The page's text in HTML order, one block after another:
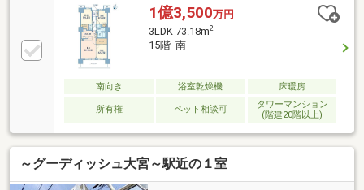
－☆新築時オプション工事多数☆・ゲストルーム等の
共用施設有・コンシェルジュサービス有(8時～18時)・
ペット飼育可(細則有)大切なペットと一緒に暮らせま
す。ペット専用洗い場あり・24時間ゴミ出し可（各フ
ロアにゴミ置き場有）□■□何でもご相談ください
□■□・物件が決まっていない・他で断られた・話だけ
聞きたい・・・などなど何でもお問い合わせください
☆グッドエステート株式会社
1億3,500万円
3LDK 73.18m2
15階 南
南向き 浴室乾燥機 床暖房
所有権 ペット相談可
タワーマンション
(階建20階以上)
～グーディッシュ大宮～駅近の１室